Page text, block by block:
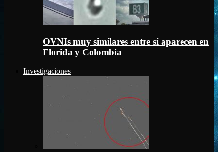
OVNIs muy similares entre sí aparecen en
Florida y Colombia
Investigaciones